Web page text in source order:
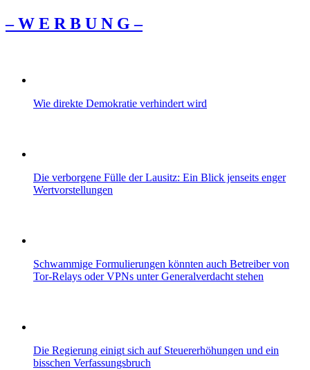
– W Ε R Β U Ν G –
Wie direkte Demokratie verhindert wird
Die verborgene Fülle der Lausitz: Ein Blick jenseits enger
Wertvorstellungen
Schwammige Formulierungen könnten auch Betreiber von
Tor-Relays oder VPNs unter Generalverdacht stehen
Die Regierung einigt sich auf Steuererhöhungen und ein
bisschen Verfassungsbruch